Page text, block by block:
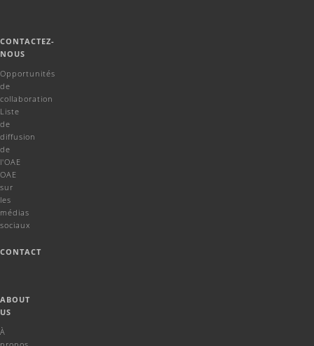
CONTACTEZ-
NOUS
Opportunités
de
collaboration
Liste
de
diffusion
de
l'OAE
OAE
sur
les
médias
sociaux
CONTACT
ABOUT
US
À